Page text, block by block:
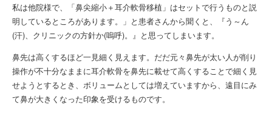
私は他院様で、「鼻尖縮小＋耳介軟骨移植」はセットで行うものと説
明しているところがあります。」と患者さんから聞くと、『う～ん
(汗)、クリニックの方針か(嗚呼)。』と思ってしまいます。
鼻先は高くするほど一見細く見えます。だだ元々鼻先が太い人が削り
操作が不十分なままに耳介軟骨を鼻先に載せて高くすることで細く見
せようとするとき、ボリュームとしては増えていますから、遠目にみ
て鼻が大きくなった印象を受けるものです。